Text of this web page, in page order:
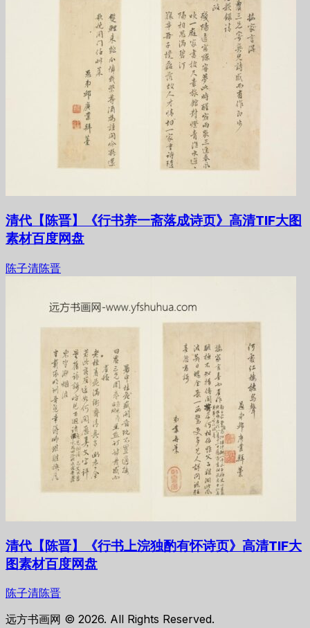
清代【陈晋】《行书养一斋落成诗页》高清TIF大图
素材百度网盘
陈子清陈晋
清代【陈晋】《行书上浣独酌有怀诗页》高清TIF大
图素材百度网盘
陈子清陈晋
远方书画网 © 2026. All Rights Reserved.